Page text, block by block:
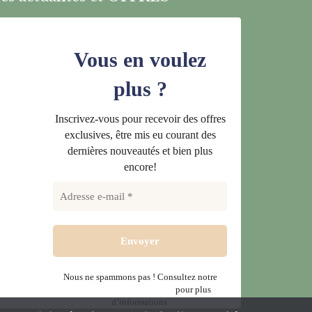
Vous en voulez
plus ?
Inscrivez-vous pour recevoir des offres
exclusives, être mis eu courant des
dernières nouveautés et bien plus
encore!
Nous ne spammons pas ! Consultez notre
pour plus
d’informations.